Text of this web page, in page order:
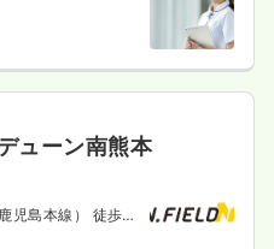
ューン南熊本
児島本線） 徒歩